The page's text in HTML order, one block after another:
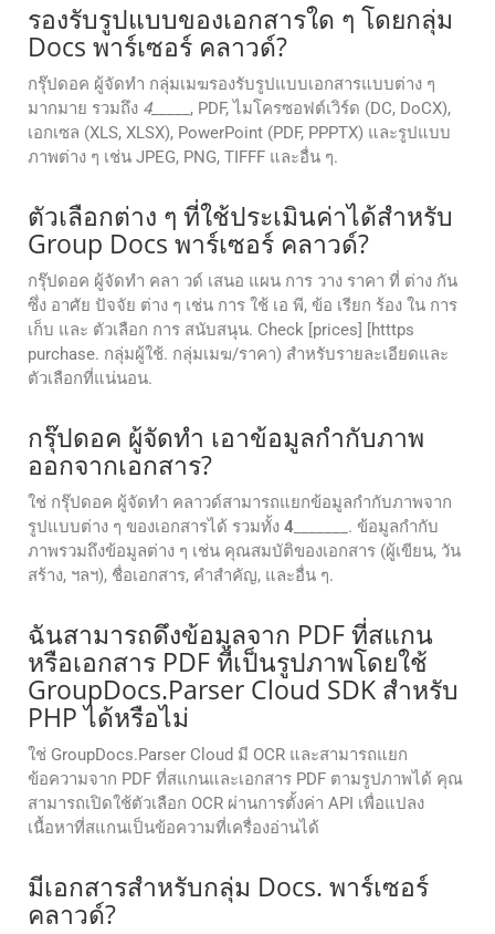
รองรับรูปแบบของเอกสารใด ๆ โดยกลุ่ม
Docs พาร์เซอร์ คลาวด์?
กรุ๊ปดอค ผู้จัดทํา กลุ่มเมฆรองรับรูปแบบเอกสารแบบต่าง ๆ
มากมาย รวมถึง 4_____, PDF, ไมโครซอฟต์เวิร์ด (DC, DoCX),
เอกเซล (XLS, XLSX), PowerPoint (PDF, PPPTX) และรูปแบบ
ภาพต่าง ๆ เช่น JPEG, PNG, TIFFF และอื่น ๆ.
ตัวเลือกต่าง ๆ ที่ใช้ประเมินค่าได้สําหรับ
Group Docs พาร์เซอร์ คลาวด์?
กรุ๊ปดอค ผู้จัดทํา คลา วด์ เสนอ แผน การ วาง ราคา ที่ ต่าง กัน
ซึ่ง อาศัย ปัจจัย ต่าง ๆ เช่น การ ใช้ เอ พี, ข้อ เรียก ร้อง ใน การ
เก็บ และ ตัวเลือก การ สนับสนุน. Check [prices] [htttps
purchase. กลุ่มผู้ใช้. กลุ่มเมฆ/ราคา) สําหรับรายละเอียดและ
ตัวเลือกที่แน่นอน.
กรุ๊ปดอค ผู้จัดทํา เอาข้อมูลกํากับภาพ
ออกจากเอกสาร?
ใช่ กรุ๊ปดอค ผู้จัดทํา คลาวด์สามารถแยกข้อมูลกํากับภาพจาก
รูปแบบต่าง ๆ ของเอกสารได้ รวมทั้ง 4 _______. ข้อมูลกํากับ
ภาพรวมถึงข้อมูลต่าง ๆ เช่น คุณสมบัติของเอกสาร (ผู้เขียน, วัน
สร้าง, ฯลฯ), ชื่อเอกสาร, คําสําคัญ, และอื่น ๆ.
ฉันสามารถดึงข้อมูลจาก PDF ที่สแกน
หรือเอกสาร PDF ที่เป็นรูปภาพโดยใช้
GroupDocs.Parser Cloud SDK สำหรับ
PHP ได้หรือไม่
ใช่ GroupDocs.Parser Cloud มี OCR และสามารถแยก
ข้อความจาก PDF ที่สแกนและเอกสาร PDF ตามรูปภาพได้ คุณ
สามารถเปิดใช้ตัวเลือก OCR ผ่านการตั้งค่า API เพื่อแปลง
เนื้อหาที่สแกนเป็นข้อความที่เครื่องอ่านได้
มีเอกสารสําหรับกลุ่ม Docs. พาร์เซอร์
คลาวด์?